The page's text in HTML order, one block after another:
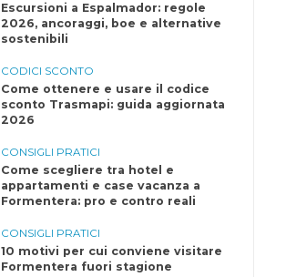
Escursioni a Espalmador: regole
2026, ancoraggi, boe e alternative
sostenibili
CODICI SCONTO
Come ottenere e usare il codice
sconto Trasmapi: guida aggiornata
2026
CONSIGLI PRATICI
Come scegliere tra hotel e
appartamenti e case vacanza a
Formentera: pro e contro reali
CONSIGLI PRATICI
10 motivi per cui conviene visitare
Formentera fuori stagione